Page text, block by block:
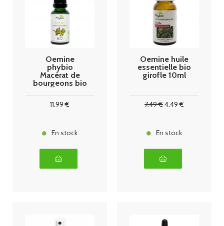
Oemine
phybio
Macérat de
bourgeons bio
11.99 €
En stock
Oemine huile
essentielle bio
girofle 10ml
7.49€4.49 €
En stock